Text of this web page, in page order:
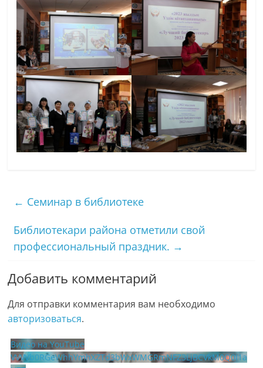
← Семинар в библиотеке
Библиотекари района отметили свой
профессиональный праздник. →
Добавить комментарий
Для отправки комментария вам необходимо
авторизоваться.
Видео на YouTube
VVVVb0RGeWhhYmhXZTd3bWxWMGRmNFZ3LjBCVkM0Q0I1a